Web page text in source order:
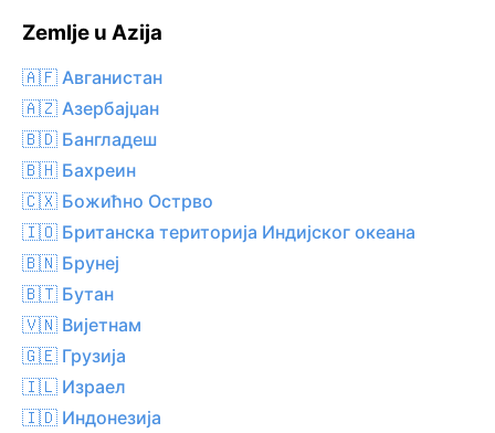
Zemlje u Azija
🇦🇫 Авганистан
🇦🇿 Азербајџан
🇧🇩 Бангладеш
🇧🇭 Бахреин
🇨🇽 Божићно Острво
🇮🇴 Британска територија Индијског океана
🇧🇳 Брунеј
🇧🇹 Бутан
🇻🇳 Вијетнам
🇬🇪 Грузија
🇮🇱 Израел
🇮🇩 Индонезија